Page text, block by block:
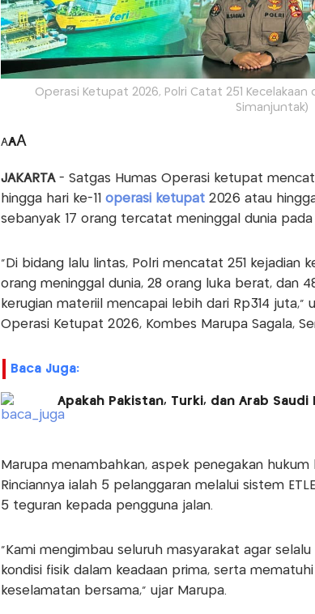
Operasi Ketupat 2026, Polri Catat 251
Simanjuntak)
AAA
JAKARTA- Satgas Humas Operasi ketupat
hingga hari ke-11 operasi ketupat 2026 atau
sebanyak 17 orang tercatat meninggal dunia
"Di bidang lalu lintas, Polri mencatat 251 kejadian
orang meninggal dunia, 28 orang luka berat, dan
kerugian materiil mencapai lebih dari Rp314 juta,"
Operasi Ketupat 2026, Kombes Marupa Sagala,
Baca Juga:
Apakah Pakistan, Turki, dan Arab Saudi
Marupa menambahkan, aspek penegakan hukum
Rinciannya ialah 5 pelanggaran melalui sistem
5 teguran kepada pengguna jalan.
"Kami mengimbau seluruh masyarakat agar
kondisi fisik dalam keadaan prima, serta
keselamatan bersama," ujar Marupa.